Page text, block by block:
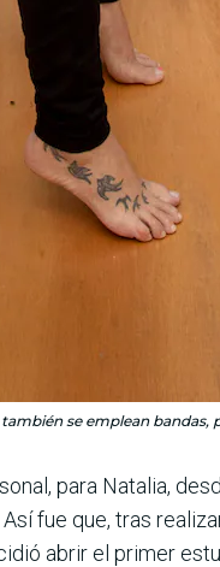
se emplean
para Natalia,
fue que, tras
abrir el primer